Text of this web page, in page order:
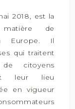
2018, est la
de
Europe. Il
qui traitent
citoyens
leur lieu
en vigueur